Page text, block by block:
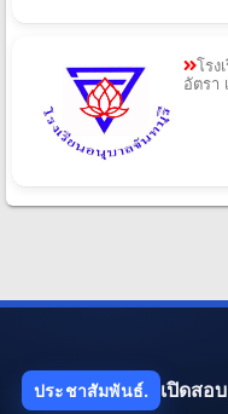
โรง
อัตรา
ประชาสัมพันธ์. เปิดสอ